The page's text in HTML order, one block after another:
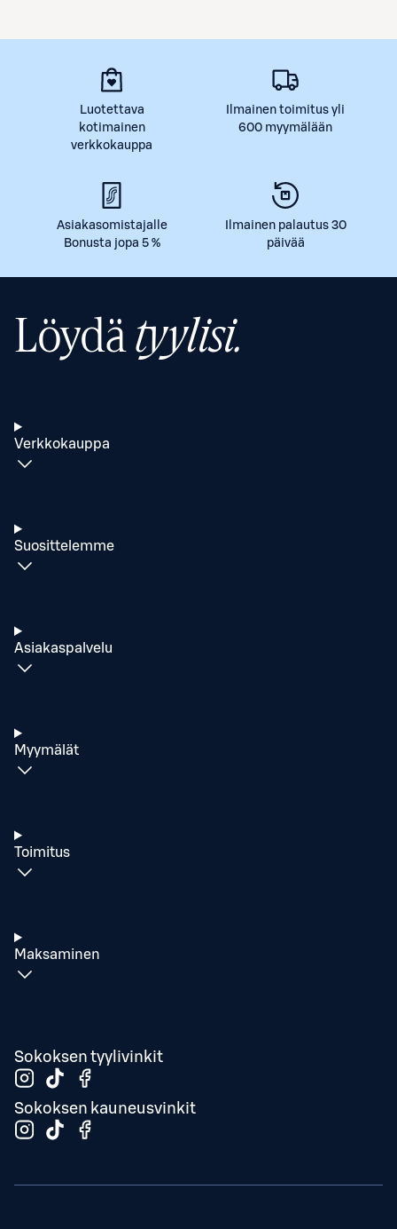
Luotettava
kotimainen
verkkokauppa
Ilmainen toimitus yli
600 myymälään
Asiakasomistajalle
Bonusta jopa 5 %
Ilmainen palautus 30
päivää
Löydätyylisi.
Verkkokauppa
Suosittelemme
Asiakaspalvelu
Myymälät
Toimitus
Maksaminen
Sokoksen tyylivinkit
Sokoksen kauneusvinkit